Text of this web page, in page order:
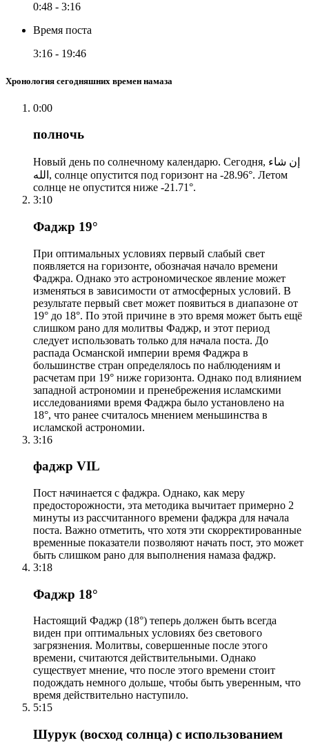
0:48 - 3:16
Время поста
3:16 - 19:46
Хронология сегодняшних времен намаза
0:00
полночь
Новый день по солнечному календарю. Сегодня, إن شاء
الله, солнце опустится под горизонт на -28.96°. Летом
солнце не опустится ниже -21.71°.
3:10
Фаджр 19°
При оптимальных условиях первый слабый свет
появляется на горизонте, обозначая начало времени
Фаджра. Однако это астрономическое явление может
изменяться в зависимости от атмосферных условий. В
результате первый свет может появиться в диапазоне от
19° до 18°. По этой причине в это время может быть ещё
слишком рано для молитвы Фаджр, и этот период
следует использовать только для начала поста. До
распада Османской империи время Фаджра в
большинстве стран определялось по наблюдениям и
расчетам при 19° ниже горизонта. Однако под влиянием
западной астрономии и пренебрежения исламскими
исследованиями время Фаджра было установлено на
18°, что ранее считалось мнением меньшинства в
исламской астрономии.
3:16
фаджр VIL
Пост начинается с фаджра. Однако, как меру
предосторожности, эта методика вычитает примерно 2
минуты из рассчитанного времени фаджра для начала
поста. Важно отметить, что хотя эти скорректированные
временные показатели позволяют начать пост, это может
быть слишком рано для выполнения намаза фаджр.
3:18
Фаджр 18°
Настоящий Фаджр (18°) теперь должен быть всегда
виден при оптимальных условиях без светового
загрязнения. Молитвы, совершенные после этого
времени, считаются действительными. Однако
существует мнение, что после этого времени стоит
подождать немного дольше, чтобы быть уверенным, что
время действительно наступило.
5:15
Шурук (восход солнца) с использованием